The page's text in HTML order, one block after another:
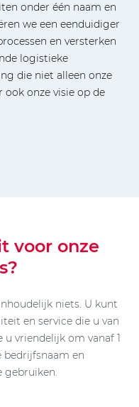
onder één naam en
we een eenduidiger
en versterken
logistieke
die niet alleen onze
onze visie op de
voor onze
niets. U kunt
en service die u van
u vriendelijk om vanaf 1
bedrijfsnaam en
gebruiken.